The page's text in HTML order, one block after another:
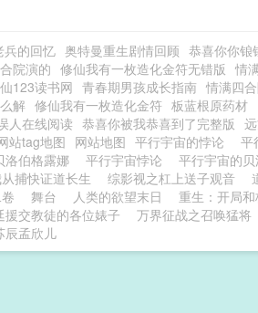
兵的回忆 奥特曼重生剧情回顾 恭喜你你锒
院演的 修仙我有一枚造化金符无错版 情
123读书网 青春期男孩成长指南 情满四
解 修仙我有一枚造化金符 板蓝根原药材
人在线阅读 恭喜你被我恭喜到了完整版
站tag地图 网站地图 平行宇宙的悖论 平
洛伯格露娜 平行宇宙悖论 平行宇宙的
捕快证道长生 综影视之杠上送子观音
舞台 人类的欲望末日 重生：开局
交教徒的各位婊子 万界征战之召唤猛将
辰孟欣儿